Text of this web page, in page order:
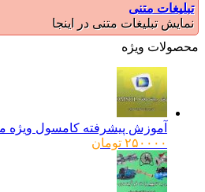
متنی
تبلیغات متنی در اینجا
ویژه
آموزش پیشرفته کامسول ویژه
۲۵۰۰۰۰ تومان